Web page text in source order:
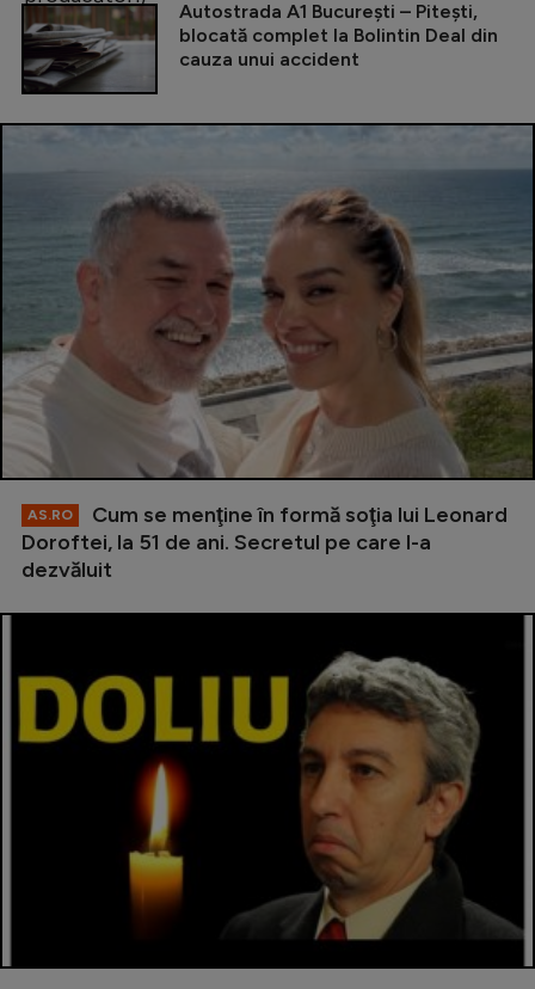
Autostrada A1 București – Pitești,
blocată complet la Bolintin Deal din
cauza unui accident
AS.RO
Cum se menţine în formă soţia lui Leonard
Doroftei, la 51 de ani. Secretul pe care l-a
dezvăluit